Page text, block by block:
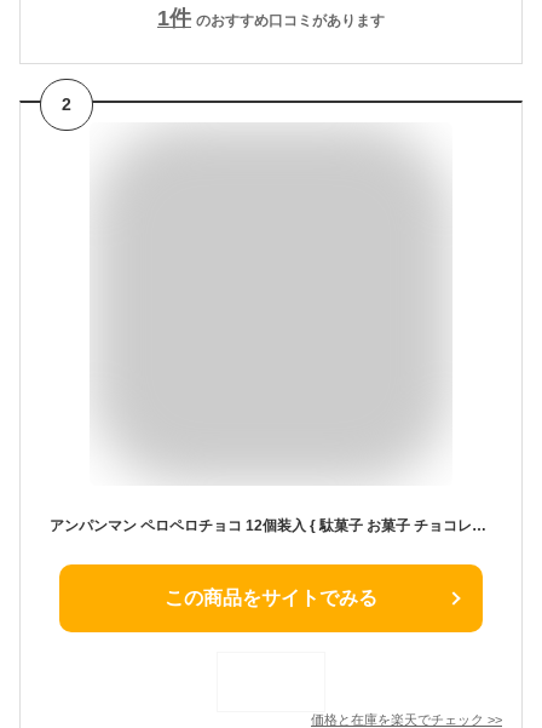
1件 のおすすめ口コミがあります
2
アンパンマン ペロペロチョコ 12個装入 { 駄菓子 お菓子 チョコレート チョコ 大量 ペロペロ キャラクター }{ おかし おやつ 子供 人気 子供会 景品 お祭り くじ引き 縁日 幼稚園 問屋 }[26A12]
この商品をサイトでみる
価格と在庫を楽天でチェック >>